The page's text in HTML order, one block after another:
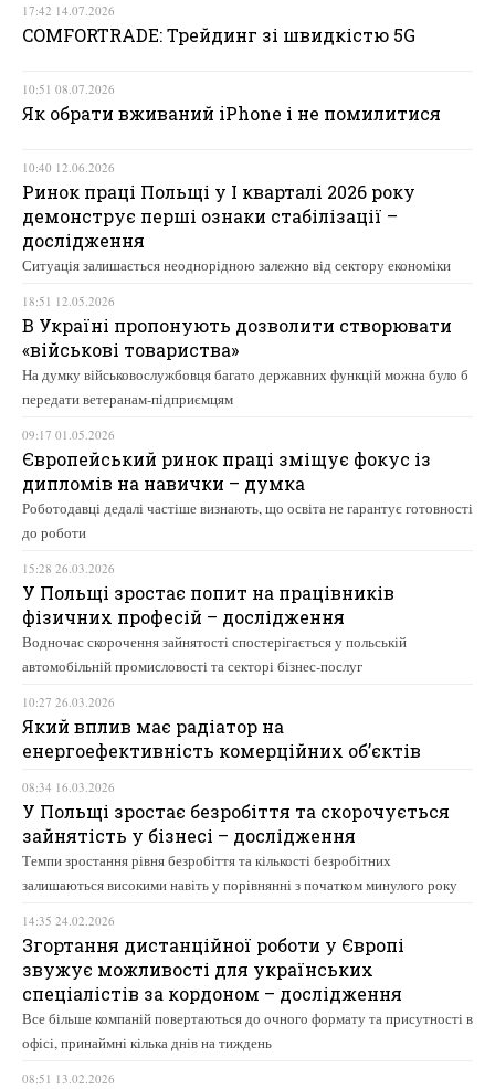
17:42 14.07.2026
COMFORTRADE: Трейдинг зі швидкістю 5G
10:51 08.07.2026
Як обрати вживаний iPhone і не помилитися
10:40 12.06.2026
Ринок праці Польщі у І кварталі 2026 року
демонструє перші ознаки стабілізації –
дослідження
Ситуація залишається неоднорідною залежно від сектору економіки
18:51 12.05.2026
В Україні пропонують дозволити створювати
«військові товариства»
На думку військовослужбовця багато державних функцій можна було б
передати ветеранам-підприємцям
09:17 01.05.2026
Європейський ринок праці зміщує фокус із
дипломів на навички – думка
Роботодавці дедалі частіше визнають, що освіта не гарантує готовності
до роботи
15:28 26.03.2026
У Польщі зростає попит на працівників
фізичних професій – дослідження
Водночас скорочення зайнятості спостерігається у польській
автомобільній промисловості та секторі бізнес-послуг
10:27 26.03.2026
Який вплив має радіатор на
енергоефективність комерційних об’єктів
08:34 16.03.2026
У Польщі зростає безробіття та скорочується
зайнятість у бізнесі – дослідження
Темпи зростання рівня безробіття та кількості безробітних
залишаються високими навіть у порівнянні з початком минулого року
14:35 24.02.2026
Згортання дистанційної роботи у Європі
звужує можливості для українських
спеціалістів за кордоном – дослідження
Все більше компаній повертаються до очного формату та присутності в
офісі, принаймні кілька днів на тиждень
08:51 13.02.2026